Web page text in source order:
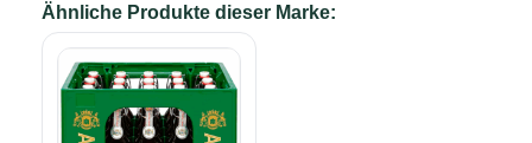
Ähnliche Produkte dieser Marke: